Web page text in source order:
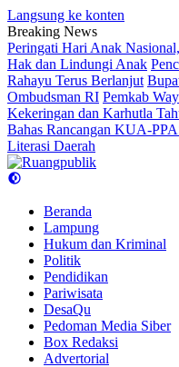
Langsung ke konten
Breaking News
Peringati Hari Anak
Hak dan Lindungi Anak
Rahayu Terus Berlanjut
Ombudsman RI Pemkab
Kekeringan dan Karhutla
Bahas Rancangan KUA-
Literasi Daerah
Beranda
Lampung
Hukum dan Kriminal
Politik
Pendidikan
Pariwisata
DesaQu
Pedoman Media Siber
Box Redaksi
Advertorial